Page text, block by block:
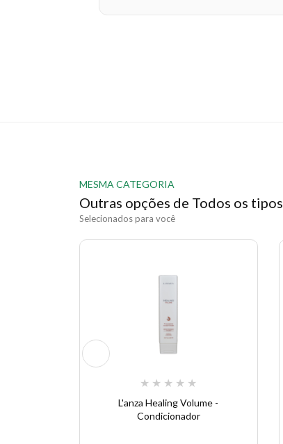
MESMA CATEGORIA
Outras opções de Todos os tipos
Selecionados para você
★ ★ ★ ★ ★
L'anza Healing Volume -
Condicionador